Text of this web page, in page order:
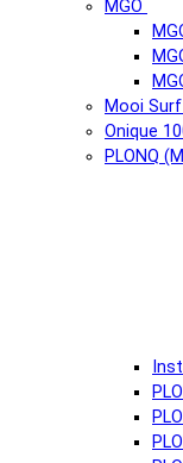
MGO
Mooi
Onique
PLONQ